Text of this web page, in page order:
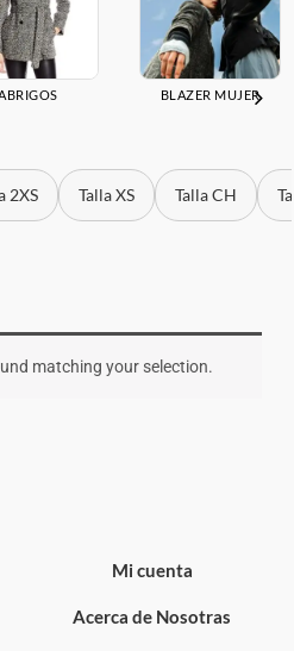
BLAZER MUJER
2XS Talla XS Talla CH
matching your selection.
Mi cuenta
Acerca de Nosotras